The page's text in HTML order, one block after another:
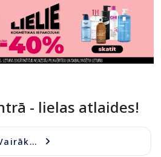
- lielas atlaides!